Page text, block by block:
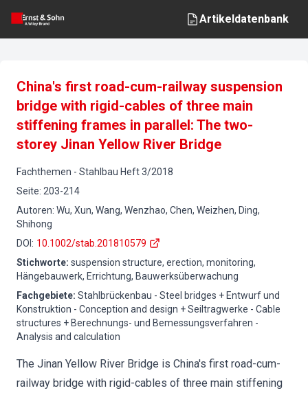
Artikeldatenbank
China's first road-cum-railway suspension
bridge with rigid-cables of three main
stiffening frames in parallel: The two-
storey Jinan Yellow River Bridge
Fachthemen - Stahlbau Heft3/2018
Seite: 203-214
Autoren: Wu, Xun, Wang, Wenzhao, Chen, Weizhen, Ding,
Shihong
DOI : 10.1002/stab.201810579
Stichworte: suspension structure, erection, monitoring,
Hängebauwerk, Errichtung, Bauwerksüberwachung
Fachgebiete: Stahlbrückenbau - Steel bridges + Entwurf und
Konstruktion - Conception and design + Seiltragwerke - Cable
structures + Berechnungs- und Bemessungsverfahren -
Analysis and calculation
The Jinan Yellow River Bridge is China's first road-cum-
railway bridge with rigid-cables of three main stiffening